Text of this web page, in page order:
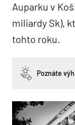
Auparku v
miliardy Sk),
tohto roku.
Poznáte